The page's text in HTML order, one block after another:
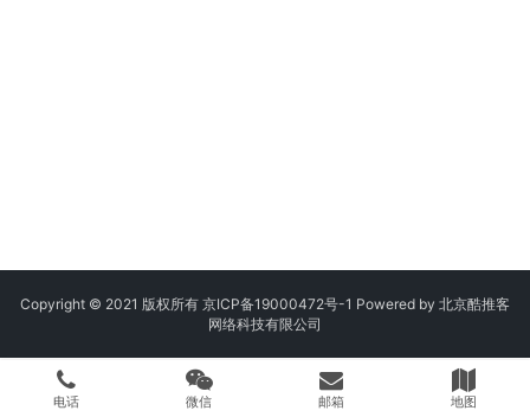
Copyright © 2021 版权所有 京ICP备19000472号-1 Powered by 北京酷推客
网络科技有限公司
电话 微信 邮箱 地图